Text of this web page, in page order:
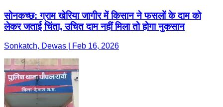
सोनकच्छ: ग्राम खेरिया जागीर में किसान ने फसलों के दाम को
लेकर जताई चिंता, उचित दाम नहीं मिला तो होगा नुकसान
Sonkatch, Dewas | Feb 16, 2026